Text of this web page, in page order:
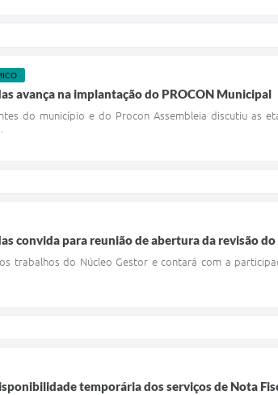
avança na implantação do PROCON Municipal
do município e do Procon Assembleia discutiu as
convida para reunião de abertura da revisão
trabalhos do Núcleo Gestor e contará com a
temporária dos serviços de Nota